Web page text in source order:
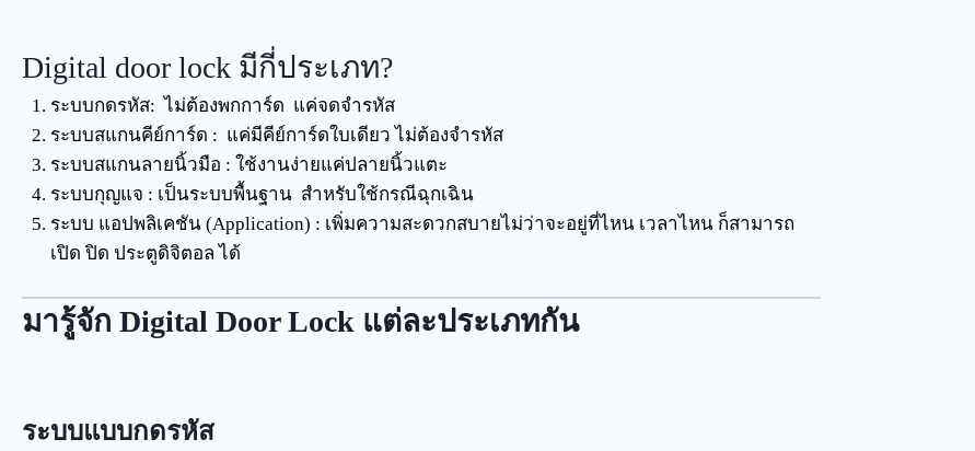
Digital door lock มีกี่ประเภท?
ระบบกดรหัส: ไม่ต้องพกการ์ด แค่จดจำรหัส
ระบบสแกนคีย์การ์ด : แค่มีคีย์การ์ดใบเดียว ไม่ต้องจำรหัส
ระบบสแกนลายนิ้วมือ : ใช้งานง่ายแค่ปลายนิ้วแตะ
ระบบกุญแจ : เป็นระบบพื้นฐาน สำหรับใช้กรณีฉุกเฉิน
ระบบ แอปพลิเคชัน (Application) : เพิ่มความสะดวกสบายไม่ว่าจะอยู่ที่ไหน เวลาไหน ก็สามารถ
เปิด ปิด ประตูดิจิตอล ได้
มารู้จัก Digital Door Lock แต่ละประเภทกัน
ระบบแบบกดรหัส